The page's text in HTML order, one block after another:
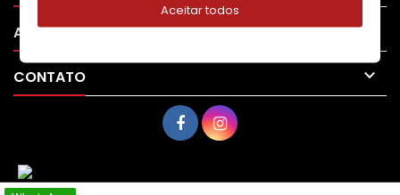
A SUA CONTA 
CONTATO 
Aceitar todos